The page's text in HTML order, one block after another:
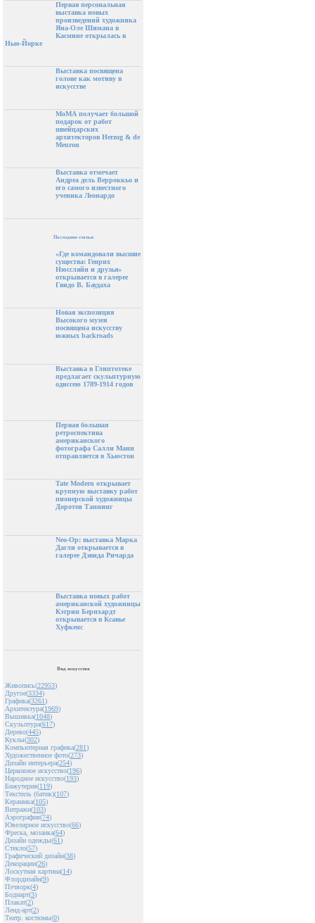
Первая персональная
выставка новых
произведений художника
Яна-Оле Шимана в
Касмине открылась в
Нью-Йорке
Выставка посвящена
голове как мотиву в
искусстве
МоМА получает большой
подарок от работ
швейцарских
архитекторов Herzog & de
Meuron
Выставка отмечает
Андреа дель Верроккьо и
его самого известного
ученика Леонардо
Последние статьи
«Где командовали высшие
существа: Генрих
Нюссляйн и друзья»
открывается в галерее
Гвидо В. Баудаха
Новая экспозиция
Высокого музея
посвящена искусству
южных backroads
Выставка в Глиптотеке
предлагает скульптурную
одиссею 1789-1914 годов
Первая большая
ретроспектива
американского
фотографа Салли Манн
отправляется в Хьюстон
Tate Modern открывает
крупную выставку работ
пионерской художницы
Доротеи Таннинг
Neo-Op: выставка Марка
Дагли открывается в
галерее Дэвида Ричарда
Выставка новых работ
американской художницы
Кэтрин Бернхардт
открывается в Ксавье
Хуфкенс
Вид искусства
Живопись(22953)
Другое(3334)
Графика(3261)
Архитектура(1969)
Вышивка(1048)
Скульптура(617)
Дерево(445)
Куклы(302)
Компьютерная графика(281)
Художественное фото(273)
Дизайн интерьера(254)
Церковное искусство(196)
Народное искусство(193)
Бижутерия(119)
Текстиль (батик)(107)
Керамика(105)
Витражи(103)
Аэрография(74)
Ювелирное искусство(66)
Фреска, мозаика(64)
Дизайн одежды(61)
Стекло(57)
Графический дизайн(38)
Декорации(26)
Лоскутная картина(14)
Флордизайн(9)
Пэчворк(4)
Бодиарт(3)
Плакат(2)
Ленд-арт(2)
Театр. костюмы(0)